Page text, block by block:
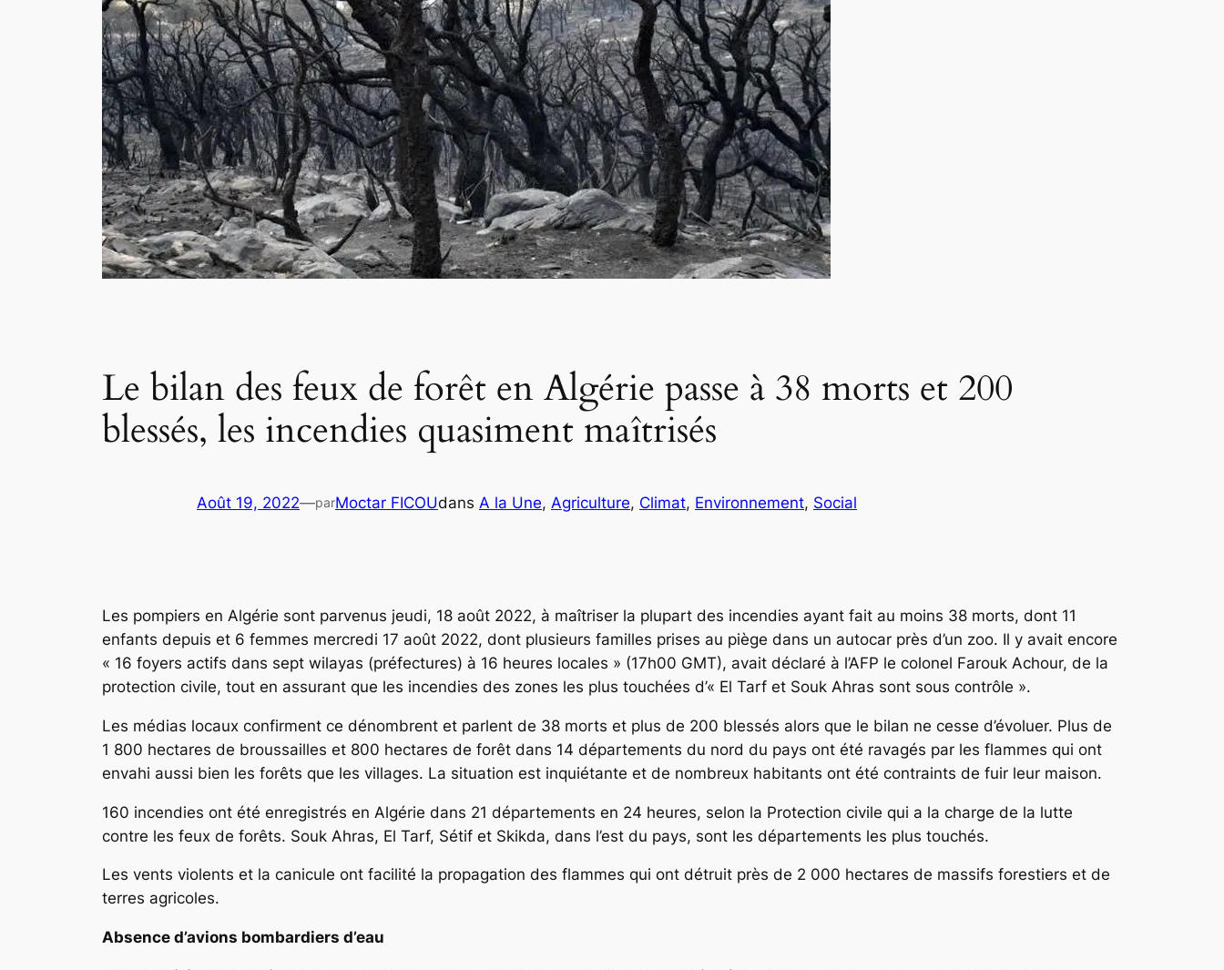
Le bilan des feux de forêt en Algérie passe à 38 morts et 200
blessés, les incendies quasiment maîtrisés
Août 19, 2022—parMoctar FICOUdans A la Une, Agriculture, Climat, Environnement, Social
Les pompiers en Algérie sont parvenus jeudi, 18 août 2022, à maîtriser la plupart des incendies ayant fait au moins 38 morts, dont 11
enfants depuis et 6 femmes mercredi 17 août 2022, dont plusieurs familles prises au piège dans un autocar près d’un zoo. Il y avait encore
« 16 foyers actifs dans sept wilayas (préfectures) à 16 heures locales » (17h00 GMT), avait déclaré à l’AFP le colonel Farouk Achour, de la
protection civile, tout en assurant que les incendies des zones les plus touchées d’« El Tarf et Souk Ahras sont sous contrôle ».
Les médias locaux confirment ce dénombrent et parlent de 38 morts et plus de 200 blessés alors que le bilan ne cesse d’évoluer. Plus de
1 800 hectares de broussailles et 800 hectares de forêt dans 14 départements du nord du pays ont été ravagés par les flammes qui ont
envahi aussi bien les forêts que les villages. La situation est inquiétante et de nombreux habitants ont été contraints de fuir leur maison.
160 incendies ont été enregistrés en Algérie dans 21 départements en 24 heures, selon la Protection civile qui a la charge de la lutte
contre les feux de forêts. Souk Ahras, El Tarf, Sétif et Skikda, dans l’est du pays, sont les départements les plus touchés.
Les vents violents et la canicule ont facilité la propagation des flammes qui ont détruit près de 2 000 hectares de massifs forestiers et de
terres agricoles.
Absence d’avions bombardiers d’eau